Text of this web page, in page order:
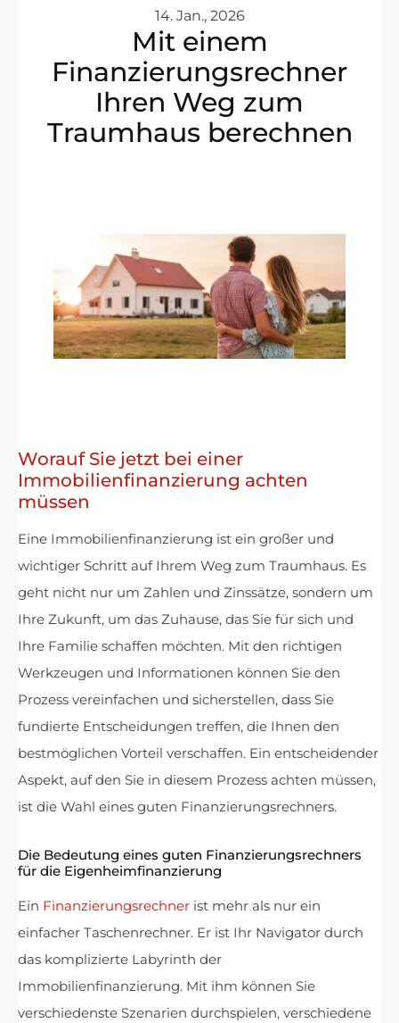
14. Jan., 2026
Mit einem
Finanzierungsrechner
Ihren Weg zum
Traumhaus berechnen
Worauf Sie jetzt bei einer
Immobilienfinanzierung achten
müssen
Eine Immobilienfinanzierung ist ein großer und
wichtiger Schritt auf Ihrem Weg zum Traumhaus. Es
geht nicht nur um Zahlen und Zinssätze, sondern um
Ihre Zukunft, um das Zuhause, das Sie für sich und
Ihre Familie schaffen möchten. Mit den richtigen
Werkzeugen und Informationen können Sie den
Prozess vereinfachen und sicherstellen, dass Sie
fundierte Entscheidungen treffen, die Ihnen den
bestmöglichen Vorteil verschaffen. Ein entscheidender
Aspekt, auf den Sie in diesem Prozess achten müssen,
ist die Wahl eines guten Finanzierungsrechners.
Die Bedeutung eines guten Finanzierungsrechners
für die Eigenheimfinanzierung
Ein Finanzierungsrechner ist mehr als nur ein
einfacher Taschenrechner. Er ist Ihr Navigator durch
das komplizierte Labyrinth der
Immobilienfinanzierung. Mit ihm können Sie
verschiedenste Szenarien durchspielen, verschiedene